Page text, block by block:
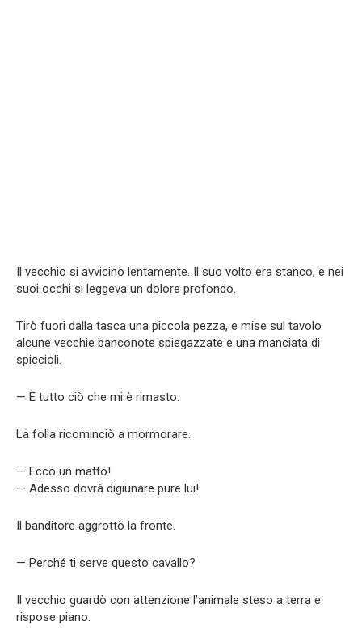
Il vecchio si avvicinò lentamente. Il suo volto era stanco, e nei
suoi occhi si leggeva un dolore profondo.
Tirò fuori dalla tasca una piccola pezza, e mise sul tavolo
alcune vecchie banconote spiegazzate e una manciata di
spiccioli.
— È tutto ciò che mi è rimasto.
La folla ricominciò a mormorare.
— Ecco un matto!
— Adesso dovrà digiunare pure lui!
Il banditore aggrottò la fronte.
— Perché ti serve questo cavallo?
Il vecchio guardò con attenzione l’animale steso a terra e
rispose piano: